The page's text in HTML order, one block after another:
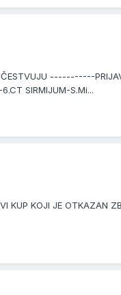
UČESTVUJU -----------
SIRMIJUM-S.Mi...
KOJI JE OTKAZAN